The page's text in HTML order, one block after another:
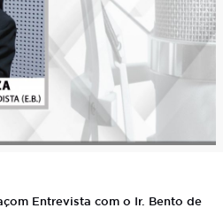
Entrevista com o Ir. Bento de